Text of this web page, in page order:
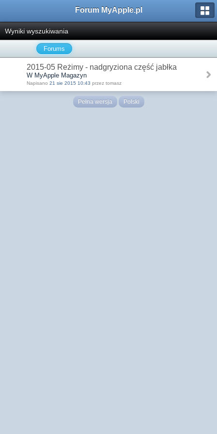
Forum MyApple.pl
Wyniki wyszukiwania
Forums
2015-05 Reżimy - nadgryziona część jabłka
W MyApple Magazyn
Napisano 21 sie 2015 10:43 przez tomasz
Pełna wersja Polski